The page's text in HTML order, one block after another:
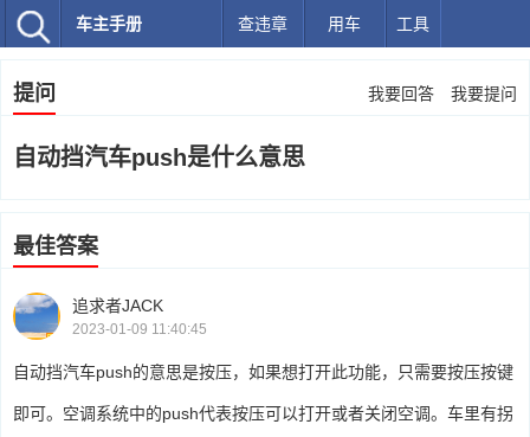
车主手册 查违章 用车 工具
提问 我要回答 我要提问
自动挡汽车push是什么意思
最佳答案
追求者JACK
2023-01-09 11:40:45
自动挡汽车push的意思是按压，如果想打开此功能，只需要按压按键
即可。空调系统中的push代表按压可以打开或者关闭空调。车里有拐